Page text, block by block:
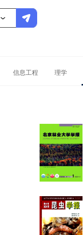
信息工程 理学